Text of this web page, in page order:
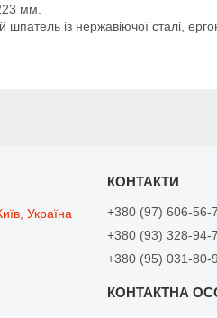
мм.
шпатель із нержавіючої сталі,
Україна
+380 (97) 606-56-
+380 (93) 328-94-
+380 (95) 031-80-